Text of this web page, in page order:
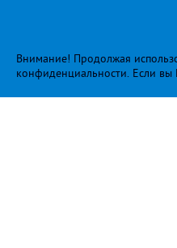
Внимание! Продолжая
конфиденциальности. Если вы